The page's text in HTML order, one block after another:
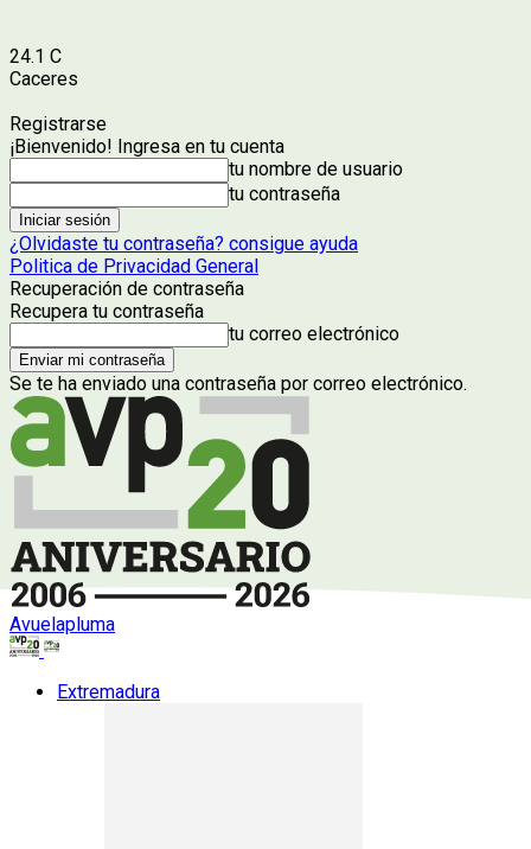
24.1 C
Caceres
Registrarse
¡Bienvenido! Ingresa en tu cuenta
tu nombre de usuario
tu contraseña
¿Olvidaste tu contraseña? consigue ayuda
Politica de Privacidad General
Recuperación de contraseña
Recupera tu contraseña
tu correo electrónico
Se te ha enviado una contraseña por correo electrónico.
Avuelapluma
Extremadura